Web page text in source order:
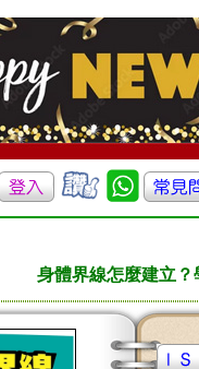
身體界線怎麼建立